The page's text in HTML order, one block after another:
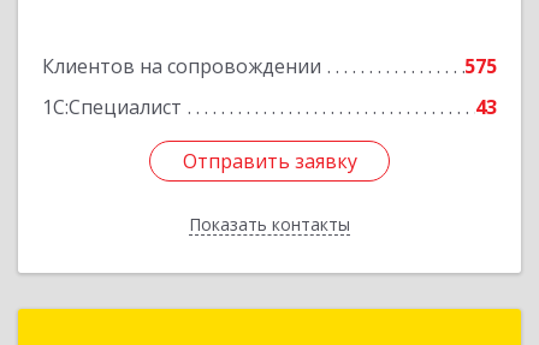
Клиентов на сопровождении
575
1С:Специалист
43
Отправить заявку
Показать контакты
Отправить заявку
Назад